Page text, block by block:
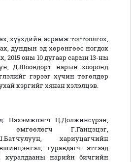
хүүхдийн асрамж тогтоолгох,
дундын эд хөрөнгөөс ногдох
2015 оны 10 дугаар сарын 13-ны
Д.Шоовдорт нарын хооронд
гэрээг хүчин төгөлдөр
хэргийг хянан хэлэлцэв.
Нэхэмжлэгч Ц.Должинсүрэн,
өмгөөлөгч Г.Ганцэцэг,
хариуцагчийн
гуравдагч этгээд
хуралдааны нарийн бичгийн